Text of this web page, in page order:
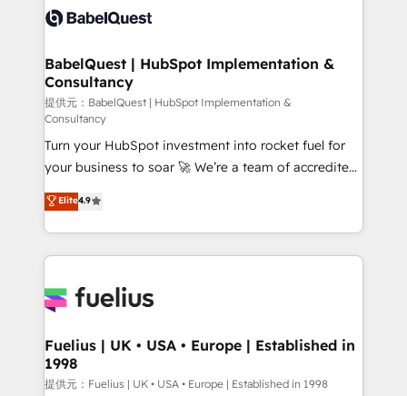
accreditations with HubSpot.
custom API integrations with ERP (and other
operations A little about us: • Boutique 'Elite' team of
12 • 150+ clients across Sales Hub, Marketing Hub,
Service Hub, Data Hub and CMS • ISO/IEC
27001:2022, ISO 9001:2015, and ISO 42001:2023
certified - the AI management standard • GuardHub:
our AI governance framework, built on ISO 42001
Ready for the next step? Click the 👈 '𝗖𝗼𝗻𝘁𝗮𝗰𝘁
𝗯𝘂𝘀𝗶𝗻𝗲𝘀𝘀' button to get in touch (𝘸𝘦'𝘳𝘦 𝘴𝘶𝘱𝘦𝘳
𝘳𝘦𝘴𝘱𝘰𝘯𝘴𝘪𝘷𝘦)
BabelQuest | HubSpot Implementation &
Consultancy
提供元：BabelQuest | HubSpot Implementation &
Consultancy
Turn your HubSpot investment into rocket fuel for
your business to soar 🚀 We’re a team of accredited
HubSpot experts ready to help you. We can
implement the platform into complex business
environments, optimise what you've got and make
sure you can actually use it, build your website in
for you and execute it on HubSpot. We are on the
framework, meaning we've been accredited by
HubSpot and vetted by the CCS, which means we
can support public sector companies as well the
Elite4.9
Fuelius | UK • USA • Europe | Established in
1998
提供元：Fuelius | UK • USA • Europe | Established in 1998